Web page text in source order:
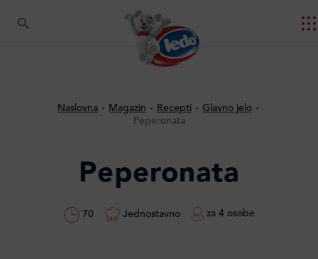
Naslovna Magazin Recepti
Glavno jelo
Peperonata
Peperonata
70 Jednostavno za 4 osobe